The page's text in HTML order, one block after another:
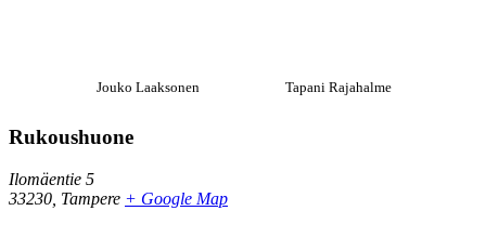
Jouko Laaksonen Tapani Rajahalme
Rukoushuone
Ilomäentie 5
33230 Tampere + Google Map